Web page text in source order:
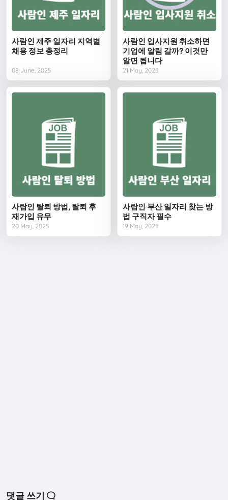
사람인 제주 일자리 지역별
채용 정보 총정리
08 June, 2025
사람인 입사지원 취소하면
기업에 알림 갈까? 이것만
알면 됩니다
21 May, 2025
사람인 탈퇴 방법, 탈퇴 후
재가입 유무
20 May, 2025
사람인 부산 일자리 찾는 방
법 구직자 필수
19 May, 2025
댓글 쓰기